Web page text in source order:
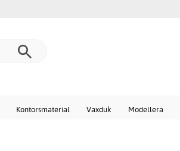
Kontorsmaterial Vaxduk Modellera